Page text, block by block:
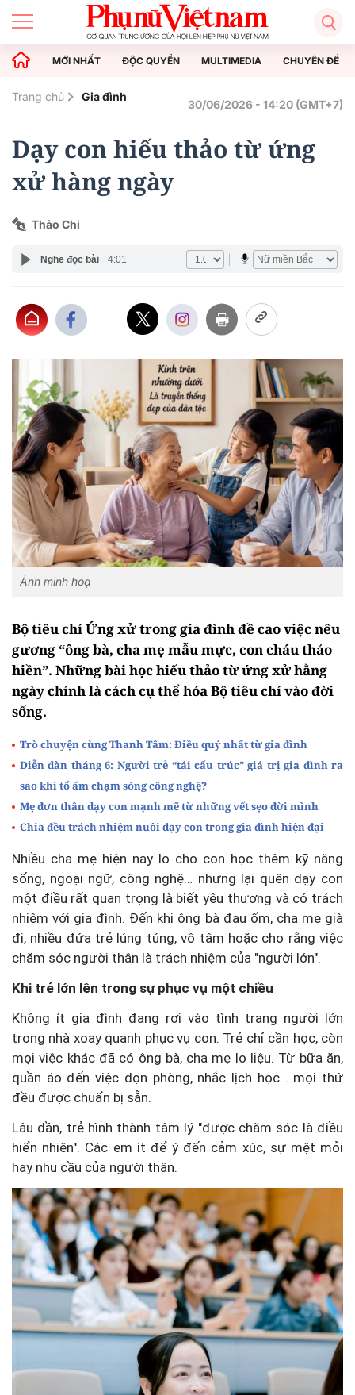
MỚI NHẤT ĐỘC QUYỀN MULTIMEDIA CHUYÊN ĐỀ
Trang chủ Gia đình
30/06/2026 - 14:20 (GMT+7)
Dạy con hiếu thảo từ ứng
xử hàng ngày
Thảo Chi
Nghe đọc bài 4:01
Ảnh minh hoạ
Bộ tiêu chí Ứng xử trong gia đình đề cao việc nêu
gương “ông bà, cha mẹ mẫu mực, con cháu thảo
hiền”. Những bài học hiếu thảo từ ứng xử hằng
ngày chính là cách cụ thể hóa Bộ tiêu chí vào đời
sống.
Trò chuyện cùng Thanh Tâm: Điều quý nhất từ gia đình
Diễn đàn tháng 6: Người trẻ “tái cấu trúc” giá trị gia đình ra
sao khi tổ ấm chạm sóng công nghệ?
Mẹ đơn thân dạy con mạnh mẽ từ những vết sẹo đời mình
Chia đều trách nhiệm nuôi dạy con trong gia đình hiện đại
Nhiều cha mẹ hiện nay lo cho con học thêm kỹ năng
sống, ngoại ngữ, công nghệ… nhưng lại quên dạy con
một điều rất quan trọng là biết yêu thương và có trách
nhiệm với gia đình. Đến khi ông bà đau ốm, cha mẹ già
đi, nhiều đứa trẻ lúng túng, vô tâm hoặc cho rằng việc
chăm sóc người thân là trách nhiệm của "người lớn".
Khi trẻ lớn lên trong sự phục vụ một chiều
Không ít gia đình đang rơi vào tình trạng người lớn
trong nhà xoay quanh phục vụ con. Trẻ chỉ cần học, còn
mọi việc khác đã có ông bà, cha mẹ lo liệu. Từ bữa ăn,
quần áo đến việc dọn phòng, nhắc lịch học… mọi thứ
đều được chuẩn bị sẵn.
Lâu dần, trẻ hình thành tâm lý "được chăm sóc là điều
hiển nhiên". Các em ít để ý đến cảm xúc, sự mệt mỏi
hay nhu cầu của người thân.